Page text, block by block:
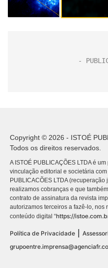
Copyright © 2026 - ISTOÉ
Todos os direitos reservados.
A ISTOÉ PUBLICAÇÕES LTDA é
vinculação editorial e societária
PUBLICACÕES LTDA
realizamos cobranças e que
contrato de assinatura da revista
autorizamos terceiros a fazê-lo,
conteúdo digital “https://
Política de Privacidade